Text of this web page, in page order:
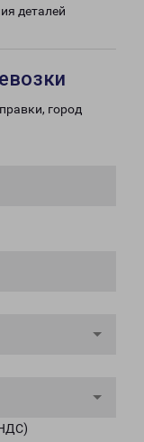
деталей
город